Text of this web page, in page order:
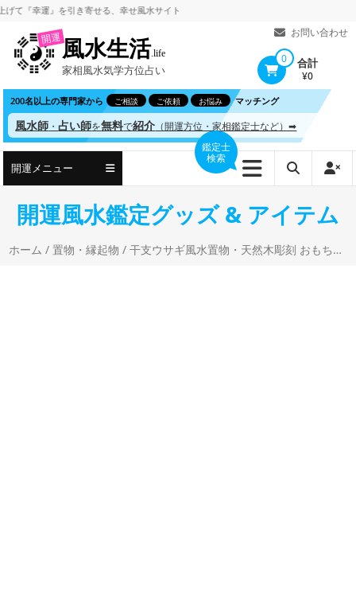
コ
ツ
へ
ス
ッ
幸運』を引き寄せる、幸せ風水サイト
お問い合わせ
開運風水生活.life
家相風水気学方位占い
0 合計
¥0
200名以上の専門家から ご相談 ご依頼 お悩み マッチング
風水師 ・占い師を無料で紹介 （開運方位・家相鑑定士など）➡
開運メニュー
鑑定士
検索
開運風水鑑定グッズ & アイテム
ホーム /置物・縁起物 / 干支ウサギ風水置物・天然木彫刻 おもちゃプレゼント